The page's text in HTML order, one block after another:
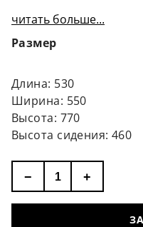
читать больше...
Размер
Длина: 530
Ширина: 550
Высота: 770
Высота сидения: 460
− +